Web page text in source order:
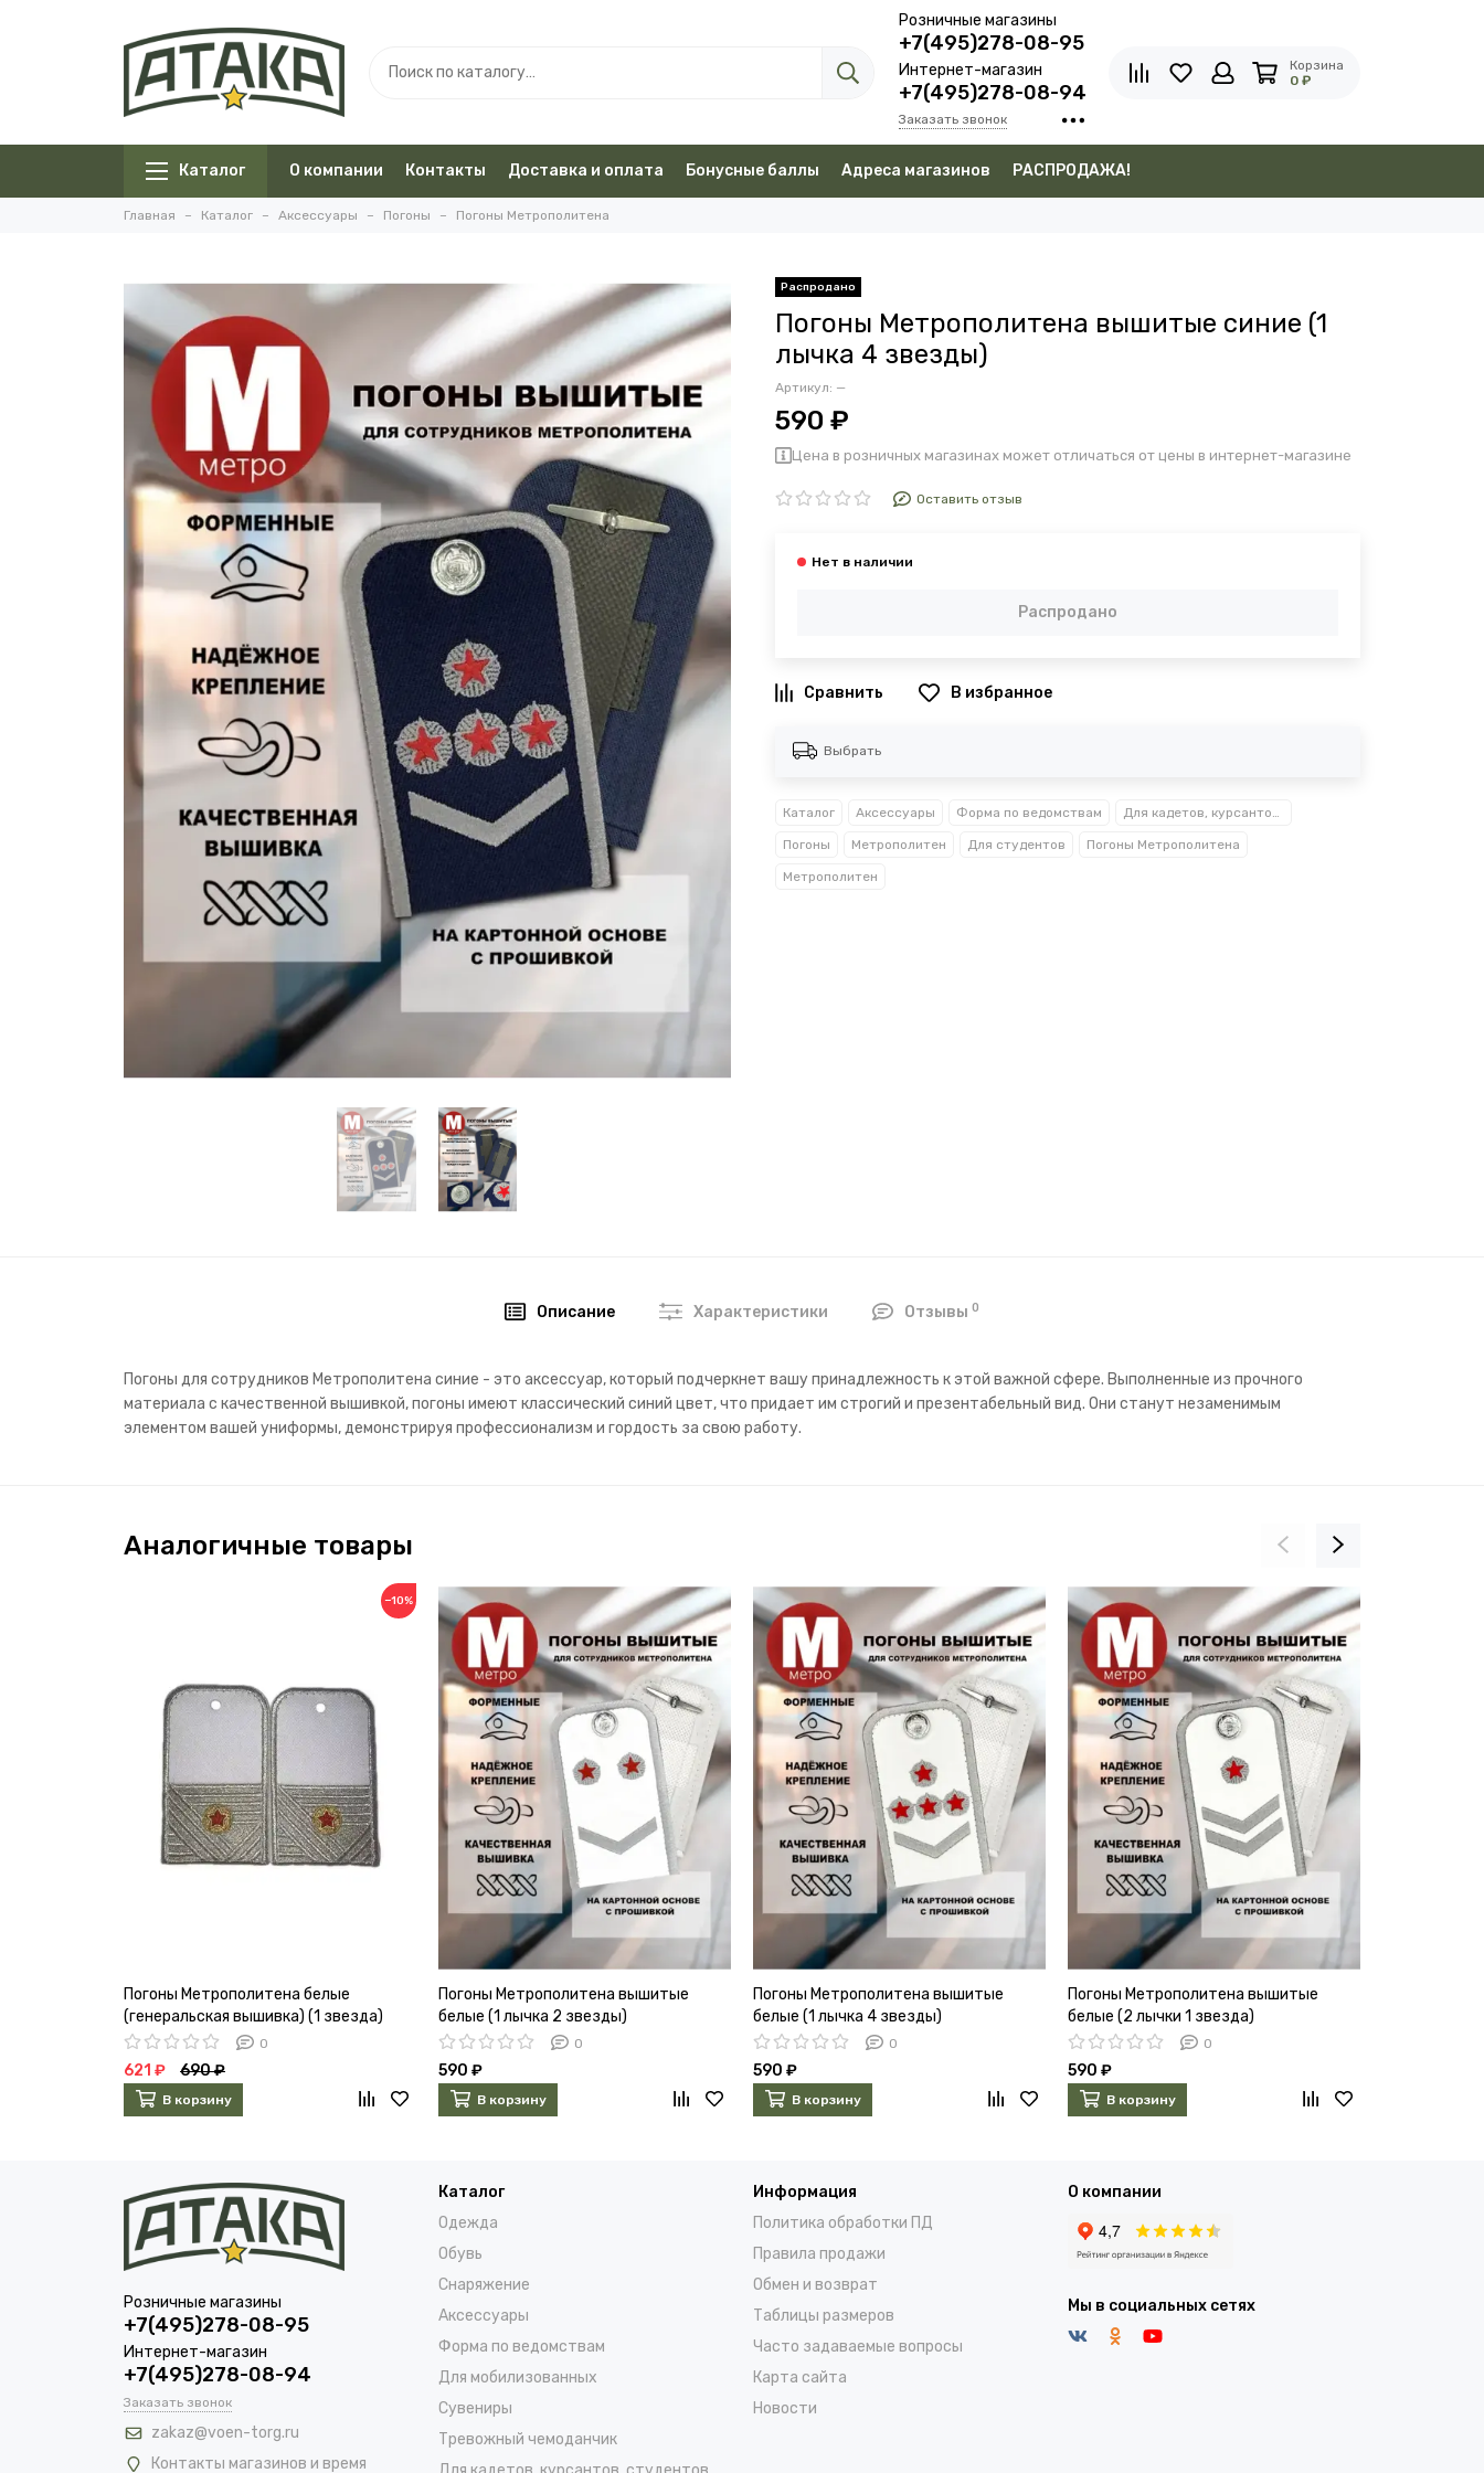
Розничные магазины
+7(495)278-08-95
Интернет-магазин
+7(495)278-08-94
Заказать звонок
Корзина
0 ₽
Каталог О компании Контакты Доставка и оплата Бонусные баллы Адреса магазинов РАСПРОДАЖА!
Главная Каталог Аксессуары Погоны Погоны Метрополитена
Погоны Метрополитена вышитые синие (1
лычка 4 звезды)
Артикул: —
590 ₽
Цена в розничных магазинах может отличаться от цены в интернет-магазине
Оставить отзыв
Распродано
В избранное
Выбрать
Каталог Аксессуары Форма по ведомствам
Погоны Метрополитен Для студентов Погоны Метрополитена
Метрополитен
Описание Характеристики Отзывы 0
Погоны для сотрудников Метрополитена синие - это аксессуар, который подчеркнет вашу принадлежность к этой важной сфере. Выполненные из прочного
материала с качественной вышивкой, погоны имеют классический синий цвет, что придает им строгий и презентабельный вид. Они станут незаменимым
элементом вашей униформы, демонстрируя профессионализм и гордость за свою работу.
Аналогичные товары
−10%
Погоны Метрополитена белые
(генеральская вышивка) (1 звезда)
0
621 ₽ 690 ₽
В корзину
Погоны Метрополитена вышитые
белые (1 лычка 2 звезды)
0
590 ₽
В корзину
Погоны Метрополитена вышитые
белые (1 лычка 4 звезды)
0
590 ₽
В корзину
Погоны Метрополитена вышитые
белые (2 лычки 1 звезда)
0
590 ₽
В корзину
Розничные магазины
+7(495)278-08-95
Интернет-магазин
+7(495)278-08-94
Заказать звонок
zakaz@voen-torg.ru
Контакты магазинов и время
Каталог
Одежда
Обувь
Снаряжение
Аксессуары
Форма по ведомствам
Для мобилизованных
Сувениры
Тревожный чемоданчик
Информация
Политика обработки ПД
Правила продажи
Обмен и возврат
Таблицы размеров
Часто задаваемые вопросы
Карта сайта
Новости
О компании
Мы в социальных сетях